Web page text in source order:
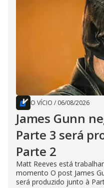
O VÍCIO / 06/08/2026
James Gunn
Parte 3 será
Parte 2
Matt Reeves está
momento O post James
será produzido junto à